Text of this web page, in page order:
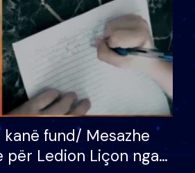
fund/ Mesazhe
për Ledion Liçon nga